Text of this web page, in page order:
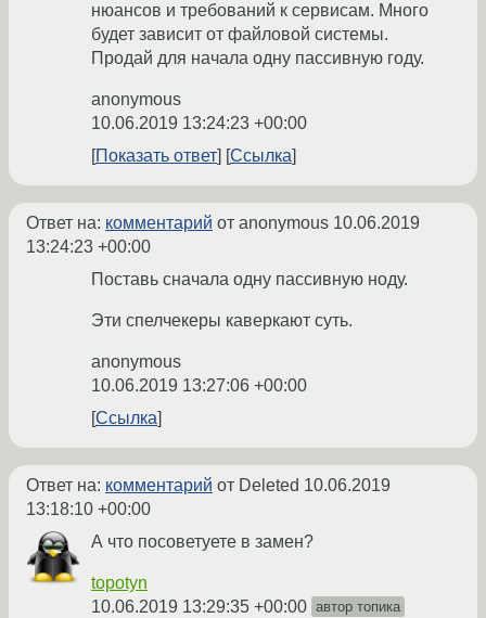
нюансов и требований к сервисам. Много
будет зависит от файловой системы.
Продай для начала одну пассивную году.
anonymous
10.06.2019 13:24:23 +00:00
Показать ответ
Ссылка
Ответ на: комментарий от anonymous 10.06.2019
13:24:23 +00:00
Поставь сначала одну пассивную ноду.
Эти спелчекеры каверкают суть.
anonymous
10.06.2019 13:27:06 +00:00
Ссылка
Ответ на: комментарий от Deleted 10.06.2019
13:18:10 +00:00
А что посоветуете в замен?
topotyn
10.06.2019 13:29:35 +00:00 автор топика